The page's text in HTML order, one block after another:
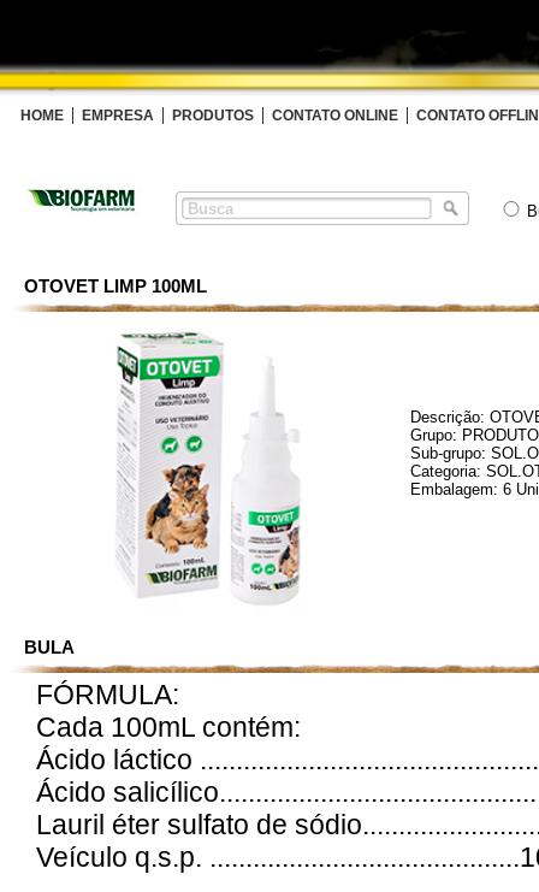
HOME EMPRESA PRODUTOS CONTATO ONLINE CONTATO
OTOVET LIMP 100ML
Descrição:
Grupo:
Sub-grupo:
Categoria:
Embalagem: 6
BULA
FÓRMULA:
Cada 100mL contém:
Ácido láctico
Ácido
Lauril éter sulfato de
Veículo q.s.p.